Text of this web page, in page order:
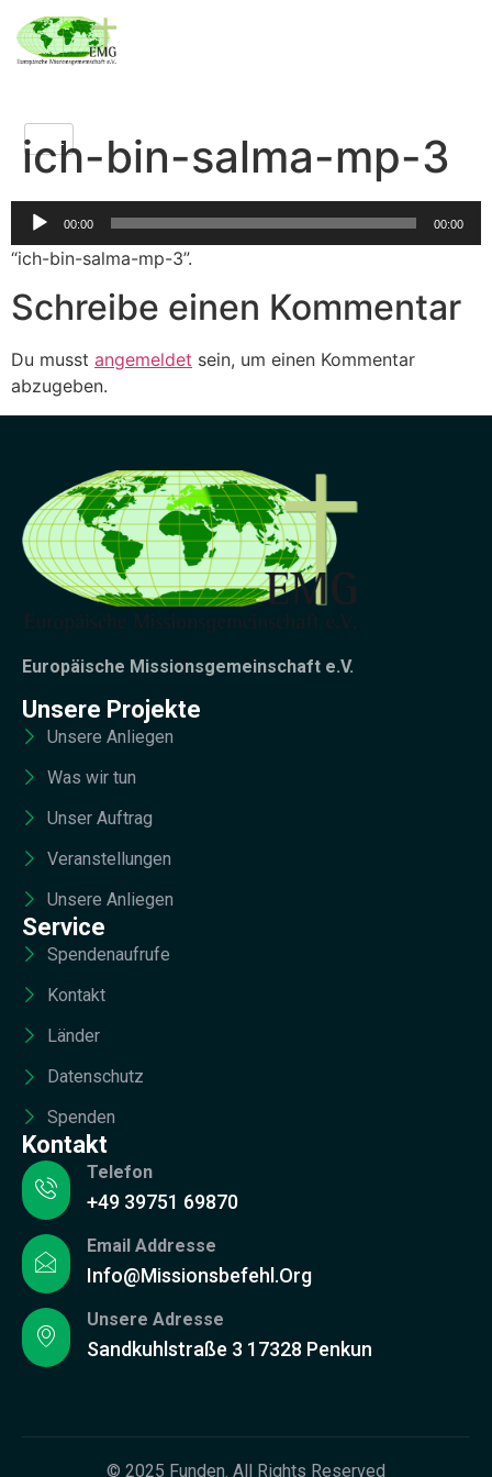
ich-bin-salma-mp-3
Audio-
Player
00:00 00:00
“ich-bin-salma-mp-3”.
Schreibe einen Kommentar
Du musst angemeldet sein, um einen Kommentar
abzugeben.
Europäische Missionsgemeinschaft e.V.
Unsere Projekte
Unsere Anliegen
Was wir tun
Unser Auftrag
Veranstellungen
Unsere Anliegen
Service
Spendenaufrufe
Kontakt
Länder
Datenschutz
Spenden
Kontakt
Telefon
+49 39751 69870
Email Addresse
Info@missionsbefehl.org
Unsere Adresse
Sandkuhlstraße 3 17328 Penkun
© 2025 Funden. All Rights Reserved